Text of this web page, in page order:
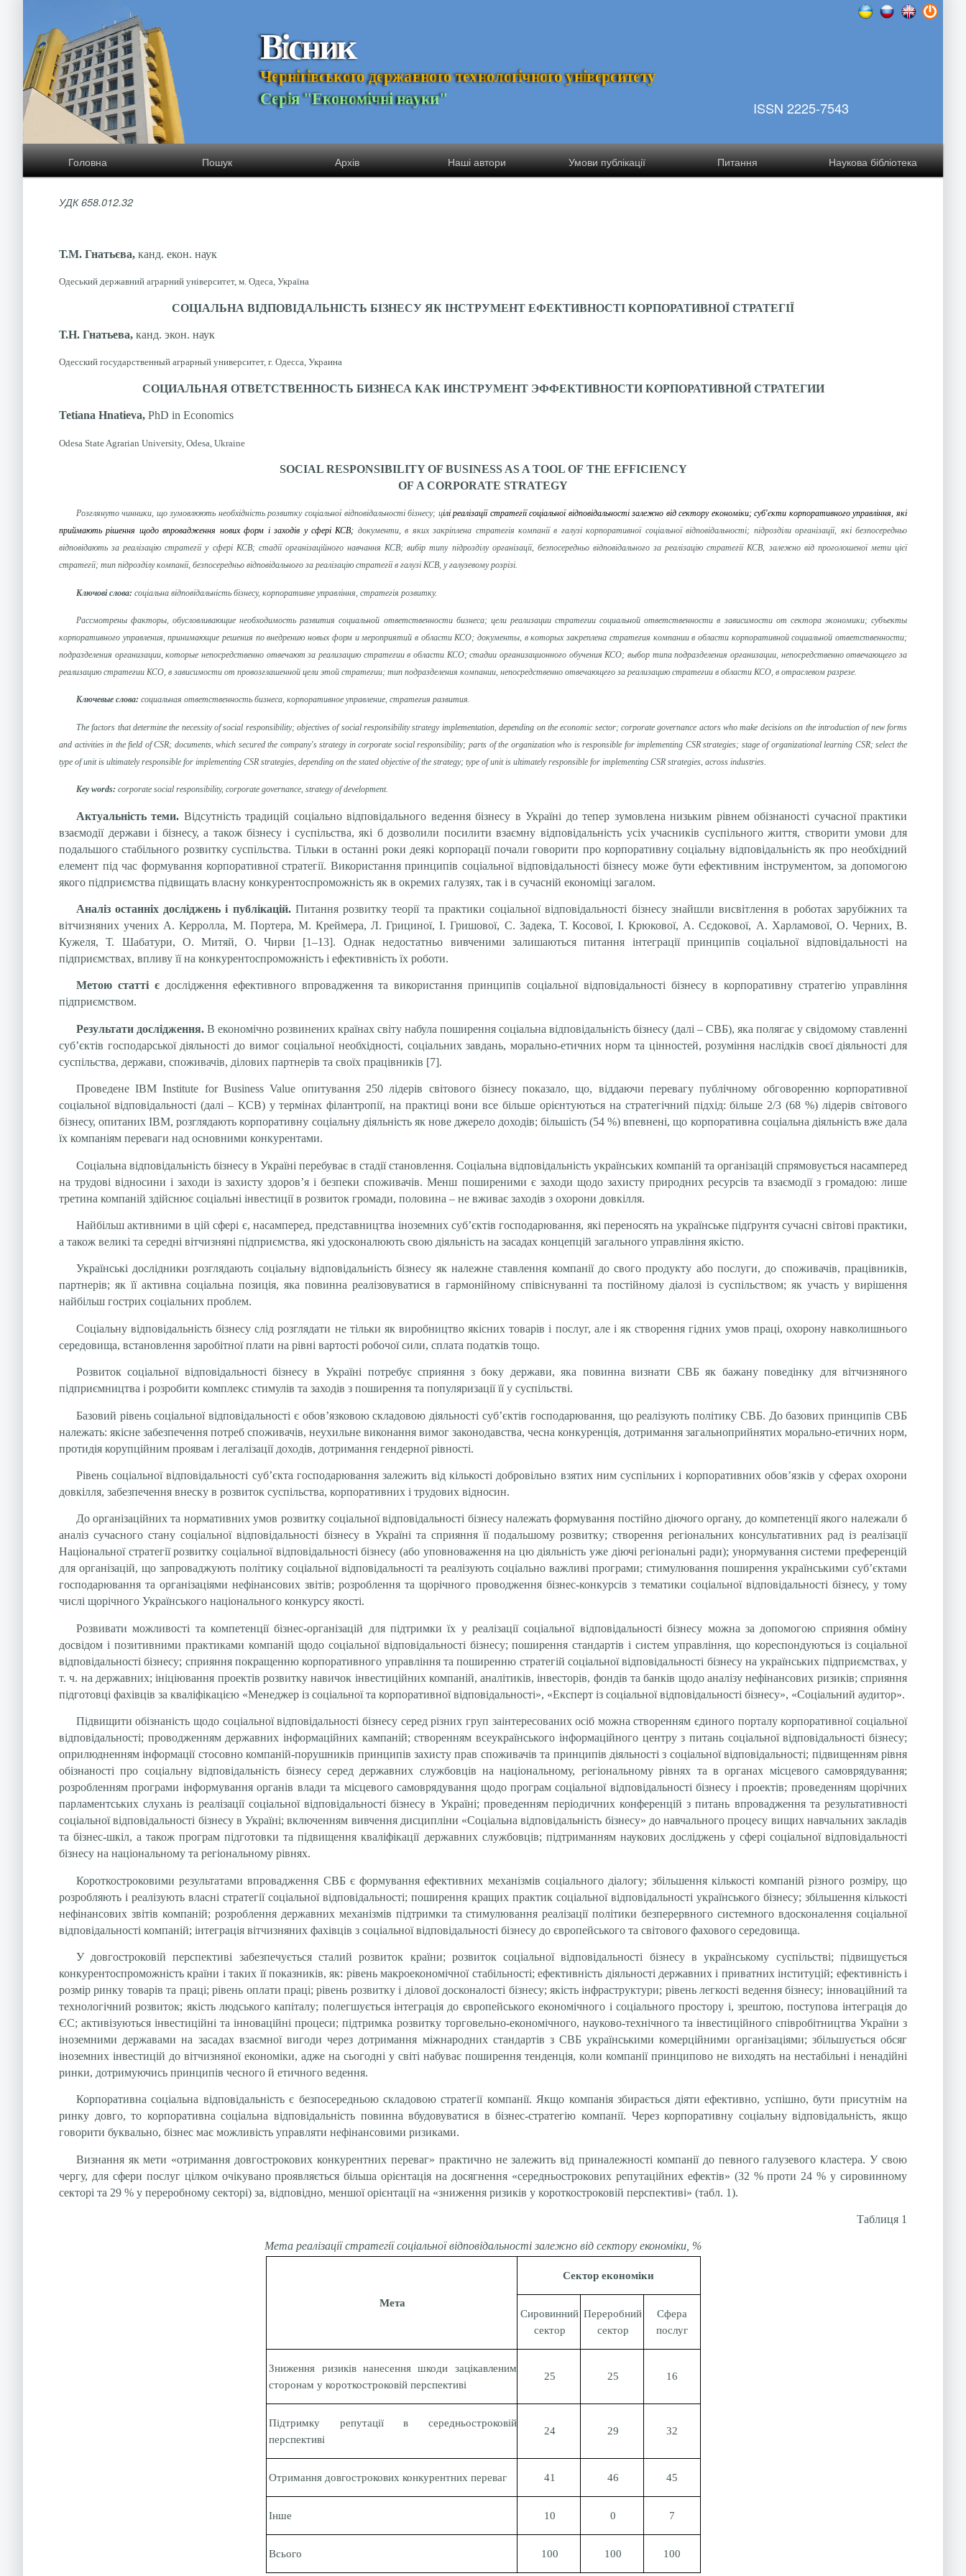
Вісник
Чернігівського державного технологічного університету
Серія "Економічні науки" ISSN 2225-7543
Головна Пошук Архів Наші автори Умови публікації Питання Наукова бібліотека
УДК 658.012.32
Т.М. Гнатьєва, канд. екон. наук
Одеський державний аграрний університет, м. Одеса, Україна
СОЦІАЛЬНА ВІДПОВІДАЛЬНІСТЬ БІЗНЕСУ ЯК ІНСТРУМЕНТ ЕФЕКТИВНОСТІ КОРПОРАТИВНОЇ СТРАТЕГІЇ
Т.Н. Гнатьева, канд. экон. наук
Одесский государственный аграрный университет, г. Одесса, Украина
СОЦИАЛЬНАЯ ОТВЕТСТВЕННОСТЬ БИЗНЕСА КАК ИНСТРУМЕНТ ЭФФЕКТИВНОСТИ КОРПОРАТИВНОЙ СТРАТЕГИИ
Tetiana Hnatieva, PhD in Economics
Odesa State Agrarian University, Odesa, Ukraine
SOCIAL RESPONSIBILITYOF BUSINESS AS A TOOL OF THE EFFICIENCY
OF A CORPORATE STRATEGY
Розглянуто чинники, що зумовлюють необхідність розвитку соціальної відповідальності бізнесу; цілі реалізації стратегії соціальної відповідальності залежно від сектору економіки; суб'єкти корпоративного управління, які
приймають рішення щодо впровадження нових форм і заходів у сфері КСВ; документи, в яких закріплена стратегія компанії в галузі корпоративної соціальної відповідальності; підрозділи організації, які безпосередньо
відповідають за реалізацію стратегії у сфері КСВ; стадії організаційного навчання КСВ; вибір типу підрозділу організації, безпосередньо відповідального за реалізацію стратегії КСВ, залежно від проголошеної мети цієї
стратегії; тип підрозділу компанії, безпосередньо відповідального за реалізацію стратегії в галузі КСВ, у галузевому розрізі.
Ключові слова: соціальна відповідальність бізнесу, корпоративне управління, стратегія розвитку.
Рассмотрены факторы, обусловливающие необходимость развития социальной ответственности бизнеса; цели реализации стратегии социальной ответственности в зависимости от сектора экономики; субъекты
корпоративного управления, принимающие решения по внедрению новых форм и мероприятий в области КСО; документы, в которых закреплена стратегия компании в области корпоративной социальной ответственности;
подразделения организации, которые непосредственно отвечают за реализацию стратегии в области КСО; стадии организационного обучения КСО; выбор типа подразделения организации, непосредственно отвечающего за
реализацию стратегии КСО, в зависимости от провозглашенной цели этой стратегии; тип подразделения компании, непосредственно отвечающего за реализацию стратегии в области КСО, в отраслевом разрезе.
Ключевые слова: социальная ответственность бизнеса, корпоративное управление, стратегия развития.
The factors that determine the necessity of social responsibility; objectives of social responsibility strategy implementation, depending on the economic sector; corporate governance actors who make decisions on the introduction of new forms
and activities in the field of CSR; documents, which secured the company's strategy in corporate social responsibility; parts of the organization who is responsible for implementing CSR strategies; stage of organizational learning CSR; select the
type of unit is ultimately responsible for implementing CSR strategies, depending on the stated objective of the strategy; type of unit is ultimately responsible for implementing CSR strategies, across industries.
Key words: corporate social responsibility, corporate governance, strategy of development.
Актуальність теми. Відсутність традицій соціально відповідального ведення бізнесу в Україні до тепер зумовлена низьким рівнем обізнаності сучасної практики
взаємодії держави і бізнесу, а також бізнесу і суспільства, які б дозволили посилити взаємну відповідальність усіх учасників суспільного життя, створити умови для
подальшого стабільного розвитку суспільства. Тільки в останні роки деякі корпорації почали говорити про корпоративну соціальну відповідальність як про необхідний
елемент під час формування корпоративної стратегії. Використання принципів соціальної відповідальності бізнесу може бути ефективним інструментом, за допомогою
якого підприємства підвищать власну конкурентоспроможність як в окремих галузях, так і в сучасній економіці загалом.
Аналіз останніх досліджень і публікацій. Питання розвитку теорії та практики соціальної відповідальності бізнесу знайшли висвітлення в роботах зарубіжних та
вітчизняних учених А. Керролла, М. Портера, М. Креймера, Л. Грициної, І. Гришової, С. Задека, Т. Косової, І. Крюкової, А. Сєдокової, А. Харламової, О. Черних, В.
Кужеля, Т. Шабатури, О. Митяй, О. Чирви [1–13]. Однак недостатньо вивченими залишаються питання інтеграції принципів соціальної відповідальності на
підприємствах, впливу її на конкурентоспроможність і ефективність їх роботи.
Метою статті є дослідження ефективного впровадження та використання принципів соціальної відповідальності бізнесу в корпоративну стратегію управління
підприємством.
Результати дослідження. В економічно розвинених країнах світу набула поширення соціальна відповідальність бізнесу (далі – СВБ), яка полягає у свідомому ставленні
суб’єктів господарської діяльності до вимог соціальної необхідності, соціальних завдань, морально-етичних норм та цінностей, розуміння наслідків своєї діяльності для
суспільства, держави, споживачів, ділових партнерів та своїх працівників [7].
Проведене IBM Institute for Business Value опитування 250 лідерів світового бізнесу показало, що, віддаючи перевагу публічному обговоренню корпоративної
соціальної відповідальності (далі – КСВ) у термінах філантропії, на практиці вони все більше орієнтуються на стратегічний підхід: більше 2/3 (68 %) лідерів світового
бізнесу, опитаних IBM, розглядають корпоративну соціальну діяльність як нове джерело доходів; більшість (54 %) впевнені, що корпоративна соціальна діяльність вже дала
їх компаніям переваги над основними конкурентами.
Соціальна відповідальність бізнесу в Україні перебуває в стадії становлення. Соціальна відповідальність українських компаній та організацій спрямовується насамперед
на трудові відносини і заходи із захисту здоров’я і безпеки споживачів. Менш поширеними є заходи щодо захисту природних ресурсів та взаємодії з громадою: лише
третина компаній здійснює соціальні інвестиції в розвиток громади, половина – не вживає заходів з охорони довкілля.
Найбільш активними в цій сфері є, насамперед, представництва іноземних суб’єктів господарювання, які переносять на українське підґрунтя сучасні світові практики,
а також великі та середні вітчизняні підприємства, які удосконалюють свою діяльність на засадах концепцій загального управління якістю.
Українські дослідники розглядають соціальну відповідальність бізнесу як належне ставлення компанії до свого продукту або послуги, до споживачів, працівників,
партнерів; як її активна соціальна позиція, яка повинна реалізовуватися в гармонійному спів­існуванні та постійному діалозі із суспільством; як участь у вирішення
найбільш гострих соціальних проблем.
Соціальну відповідальність бізнесу слід розглядати не тільки як виробництво якісних товарів і послуг, але і як створення гідних умов праці, охорону навколишнього
середовища, встановлення заробітної плати на рівні вартості робочої сили, сплата податків тощо.
Розвиток соціальної відповідальності бізнесу в Україні потребує сприяння з боку держави, яка повинна визнати СВБ як бажану поведінку для вітчизняного
підприємництва і розробити комплекс стимулів та заходів з поширення та популяризації її у суспільстві.
Базовий рівень соціальної відповідальності є обов’язковою складовою діяльності суб’єктів господарювання, що реалізують політику СВБ. До базових принципів СВБ
належать: якісне забезпечення потреб споживачів, неухильне виконання вимог законодавства, чесна конкуренція, дотримання загальноприйнятих морально-етичних норм,
протидія корупційним проявам і легалізації доходів, дотримання гендерної рівності.
Рівень соціальної відповідальності суб’єкта господарювання залежить від кількості добровільно взятих ним суспільних і корпоративних обов’язків у сферах охорони
довкілля, забезпечення внеску в розвиток суспільства, корпоративних і трудових відносин.
До організаційних та нормативних умов розвитку соціальної відповідальності бізнесу належать формування постійно діючого органу, до компетенції якого належали б
аналіз сучасного стану соціальної відповідальності бізнесу в Україні та сприяння її подальшому розвитку; створення регіональних консультативних рад із реалізації
Національної стратегії розвитку соціальної відповідальності бізнесу (або уповноваження на цю діяльність уже діючі регіональні ради); унормування системи преференцій
для організацій, що запроваджують політику соціальної відповідальності та реалізують соціально важливі програми; стимулювання поширення українськими суб’єктами
господарювання та організаціями нефінансових звітів; розроблення та щорічного проводження бізнес-конкурсів з тематики соціальної відповідальності бізнесу, у тому
числі щорічного Українського національного конкурсу якості.
Розвивати можливості та компетенції бізнес-організацій для підтримки їх у реалізації соціальної відповідальності бізнесу можна за допомогою сприяння обміну
досвідом і позитивними практиками компаній щодо соціальної відповідальності бізнесу; поширення стандартів і систем управління, що кореспондуються із соціальної
відповідальності бізнесу; сприяння покращенню корпоративного управління та поширенню стратегій соціальної відповідальності бізнесу на українських підприємствах, у
т. ч. на державних; ініціювання проектів розвитку навичок інвестиційних компаній, аналітиків, інвесторів, фондів та банків щодо аналізу нефінансових ризиків; сприяння
підготовці фахівців за кваліфікацією «Менеджер із соціальної та корпоративної відповідальності», «Експерт із соціальної відповідальності бізнесу», «Соціальний аудитор».
Підвищити обізнаність щодо соціальної відповідальності бізнесу серед різних груп заінтересованих осіб можна створенням єдиного порталу корпоративної соціальної
відповідальності; проводженням державних інформаційних кампаній; створенням всеукраїнського інформаційного центру з питань соціальної відповідальності бізнесу;
оприлюдненням інформації стосовно компаній-порушників принципів захисту прав споживачів та принципів діяльності з соціальної відповідальності; підвищенням рівня
обізнаності про соціальну відповідальність бізнесу серед державних службовців на національному, регіональному рівнях та в органах місцевого самоврядування;
розробленням програми інформування органів влади та місцевого самоврядування щодо програм соціальної відповідальності бізнесу і проектів; проведенням щорічних
парламентських слухань із реалізації соціальної відповідальності бізнесу в Україні; проведенням періодичних конференцій з питань впровадження та результативності
соціальної відповідальності бізнесу в Україні; включенням вивчення дисципліни «Соціальна відповідальність бізнесу» до навчального процесу вищих навчальних закладів
та бізнес-шкіл, а також програм підготовки та підвищення кваліфікації державних службовців; підтриманням наукових досліджень у сфері соціальної відповідальності
бізнесу на національному та регіональному рівнях.
Короткостроковими результатами впровадження СВБ є формування ефективних механізмів соціального діалогу; збільшення кількості компаній різного розміру, що
розробляють і реалізують власні стратегії соціальної відповідальності; поширення кращих практик соціальної відповідальності українського бізнесу; збільшення кількості
нефінансових звітів компаній; розроблення державних механізмів підтримки та стимулювання реалізації політики безперервного системного вдосконалення соціальної
відповідальності компаній; інтеграція вітчизняних фахівців з соціальної відповідальності бізнесу до європейського та світового фахового середовища.
У довгостроковій перспективі забезпечується сталий розвиток країни; розвиток соціальної відповідальності бізнесу в українському суспільстві; підвищується
конкурентоспроможність країни і таких її показників, як: рівень макроекономічної стабільності; ефективність діяльності державних і приватних інституцій; ефективність і
розмір ринку товарів та праці; рівень оплати праці; рівень розвитку і ділової досконалості бізнесу; якість інфраструктури; рівень легкості ведення бізнесу; інноваційний та
технологічний розвиток; якість людського капіталу; полегшується інтеграція до європейського економічного і соціального простору і, зрештою, поступова інтеграція до
ЄС; активізуються інвестиційні та інноваційні процеси; підтримка розвитку торговельно-економічного, науково-технічного та інвестиційного співробітництва України з
іноземними державами на засадах взаємної вигоди через дотримання міжнародних стандартів з СВБ українськими комерційними організаціями; збільшується обсяг
іноземних інвестицій до вітчизняної економіки, адже на сьогодні у світі набуває поширення тенденція, коли компанії принципово не виходять на нестабільні і ненадійні
ринки, дотримуючись принципів чесного й етичного ведення.
Корпоративна соціальна відповідальність є безпосередньою складовою стратегії компанії. Якщо компанія збирається діяти ефективно, успішно, бути присутнім на
ринку довго, то корпоративна соціальна відповідальність повинна вбудовуватися в бізнес-стратегію компанії. Через корпоративну соціальну відповідальність, якщо
говорити буквально, бізнес має можливість управляти нефінансовими ризиками.
Визнання як мети «отримання довгострокових конкурентних переваг» практично не залежить від приналежності компанії до певного галузевого кластера. У свою
чергу, для сфери послуг цілком очікувано проявляється більша орієнтація на досягнення «середньострокових репутаційних ефектів» (32 % проти 24 % у сировинному
секторі та 29 % у переробному секторі) за, відповідно, меншої орієнтації на «зниження ризиків у короткостроковій перспективі» (табл. 1).
Таблиця 1
Мета реалізації стратегії соціальної відповідальності залежно від сектору економіки, %
Мета
Сектор економіки
Сировинний
сектор
Переробний
сектор
Сфера
послуг
Зниження ризиків нанесення шкоди зацікавленим
сторонам у короткостроковій перспективі
25 25 16
Підтримку репутації в середньостроковій
перспективі
24 29 32
Отримання довгострокових конкурентних переваг 41 46 45
Інше 10 0 7
Всього 100 100 100